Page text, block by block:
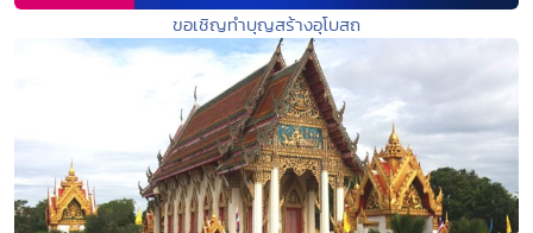
ขอเชิญทำบุญสร้างอุโบสถ